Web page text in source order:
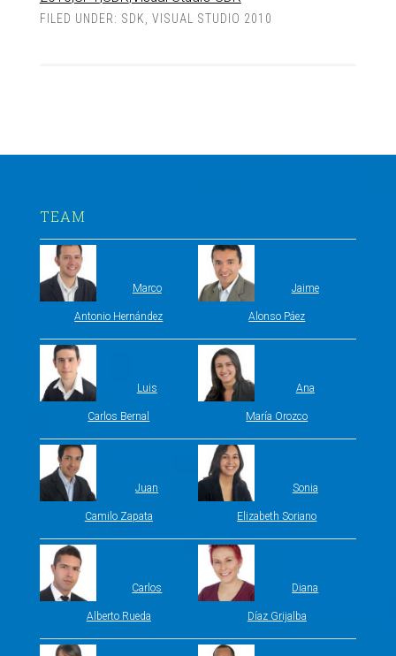
FILED UNDER: SDK VISUAL STUDIO 2010
TEAM
Marco
Antonio Hernández
Jaime
Alonso Páez
Luis
Carlos Bernal
Ana
María Orozco
Juan
Camilo Zapata
Sonia
Elizabeth Soriano
Carlos
Alberto Rueda
Diana
Díaz Grijalba